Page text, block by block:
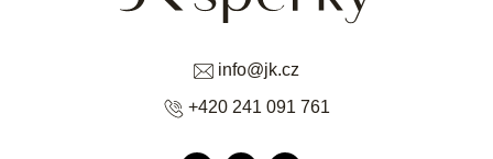
info@jk.cz
+420 241 091 761